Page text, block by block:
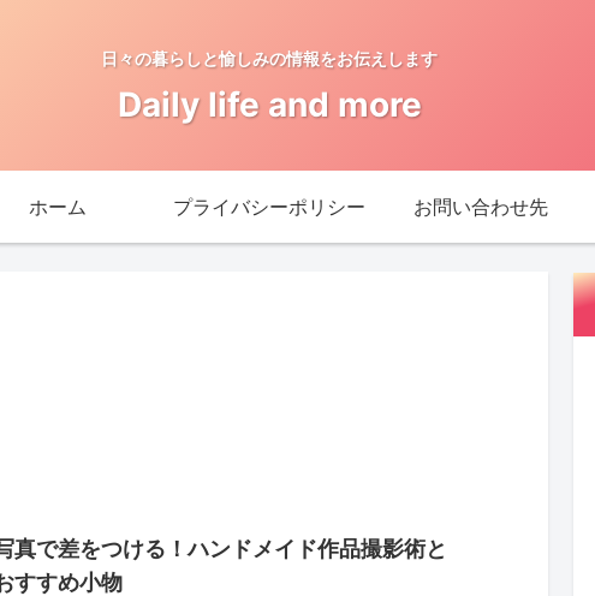
日々の暮らしと愉しみの情報をお伝えします
Daily life and more
ホーム プライバシーポリシー お問い合わせ先
真で差をつける！ハンドメイド作品撮影術と
すすめ小物